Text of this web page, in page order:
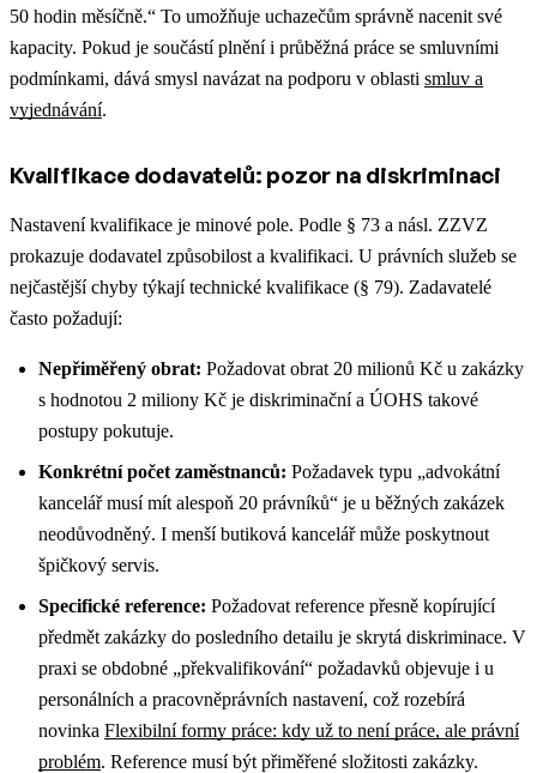
50 hodin měsíčně.“ To umožňuje uchazečům správně nacenit své
kapacity. Pokud je součástí plnění i průběžná práce se smluvními
podmínkami, dává smysl navázat na podporu v oblasti smluv a
vyjednávání.
Kvalifikace dodavatelů: pozor na diskriminaci
Nastavení kvalifikace je minové pole. Podle § 73 a násl. ZZVZ
prokazuje dodavatel způsobilost a kvalifikaci. U právních služeb se
nejčastější chyby týkají technické kvalifikace (§ 79). Zadavatelé
často požadují:
Nepřiměřený obrat: Požadovat obrat 20 milionů Kč u zakázky
s hodnotou 2 miliony Kč je diskriminační a ÚOHS takové
postupy pokutuje.
Konkrétní počet zaměstnanců: Požadavek typu „advokátní
kancelář musí mít alespoň 20 právníků“ je u běžných zakázek
neodůvodněný. I menší butiková kancelář může poskytnout
špičkový servis.
Specifické reference: Požadovat reference přesně kopírující
předmět zakázky do posledního detailu je skrytá diskriminace. V
praxi se obdobné „překvalifikování“ požadavků objevuje i u
personálních a pracovněprávních nastavení, což rozebírá
novinka Flexibilní formy práce: kdy už to není práce, ale právní
problém. Reference musí být přiměřené složitosti zakázky.